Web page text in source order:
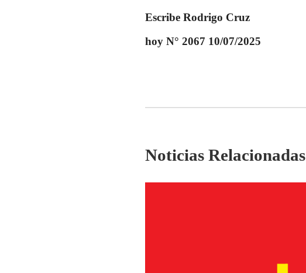
Escribe Rodrigo Cruz
hoy N° 2067 10/07/2025
Noticias Relacionadas